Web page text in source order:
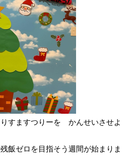
すますつりーを かんせいさせよ
飯ゼロを目指そう週間が始まりま